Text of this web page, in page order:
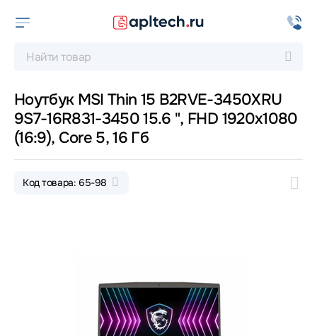
Ноутбук MSI Thin 15 B2RVE-3450XRU
9S7-16R831-3450 15.6 ", FHD 1920x1080
(16:9), Core 5, 16 Гб
Код товара: 65-98